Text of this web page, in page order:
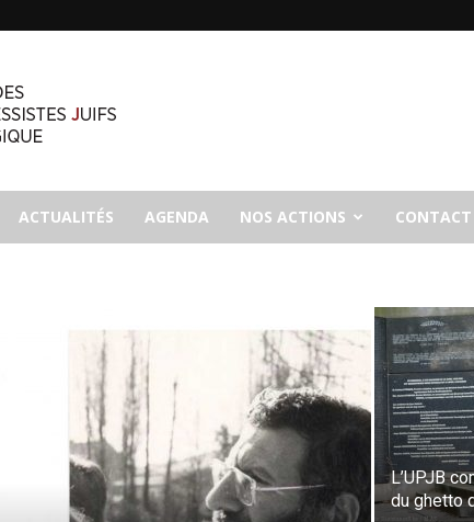
ACTUALITÉS AGENDA NOS ACTIONS CONTACT
L’UPJB
du ghetto